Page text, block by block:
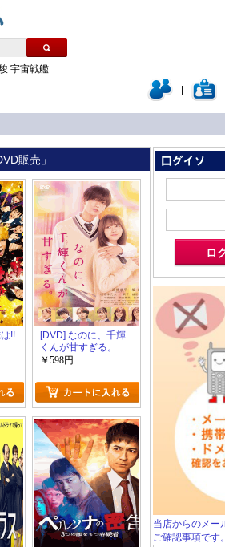
宇宙戦艦
販売」
!!
[DVD] なのに、千輝
くんが甘すぎる。
￥598円
当店からのメー
ご確認事項です。